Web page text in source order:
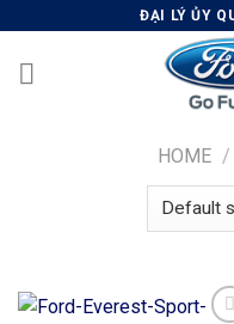
content
ĐẠI LÝ ỦY
HOME /